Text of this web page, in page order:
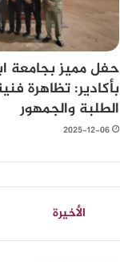
حفل مميز بجامعة
بأكادير: تظاهرة
الطلبة والجمهور
2025-12-06
الأخيرة